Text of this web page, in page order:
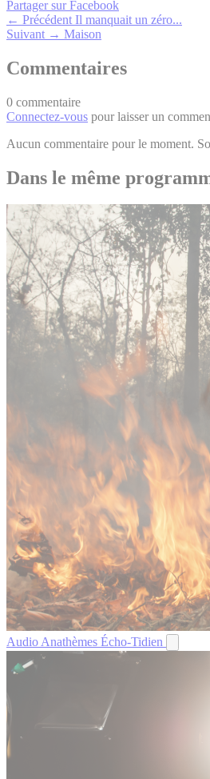
Partager sur Facebook
← Précédent Il manquait un zéro...
Suivant → Maison
Commentaires
0 commentaire
Connectez-vous pour laisser un
Aucun commentaire pour le moment.
Dans le même
AudioAnathèmes Écho-Tidien